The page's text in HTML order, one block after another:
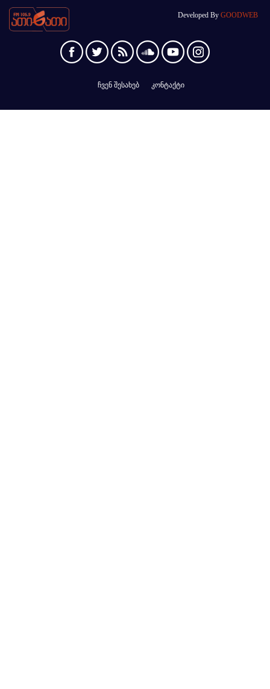
Developed By GOODWEB
ჩვენ შესახებ კონტაქტი